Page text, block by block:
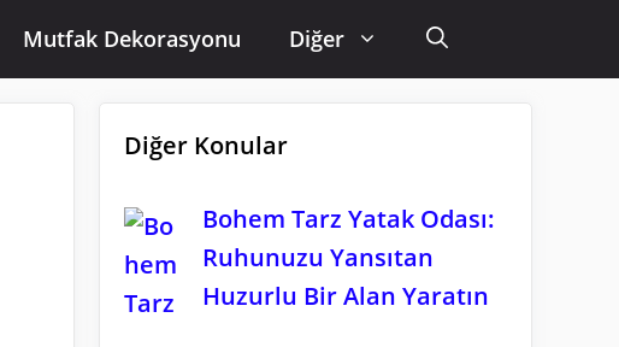
Mutfak Dekorasyonu Diğer
Diğer Konular
Bohem Tarz Yatak Odası:
Ruhunuzu Yansıtan
Huzurlu Bir Alan Yaratın